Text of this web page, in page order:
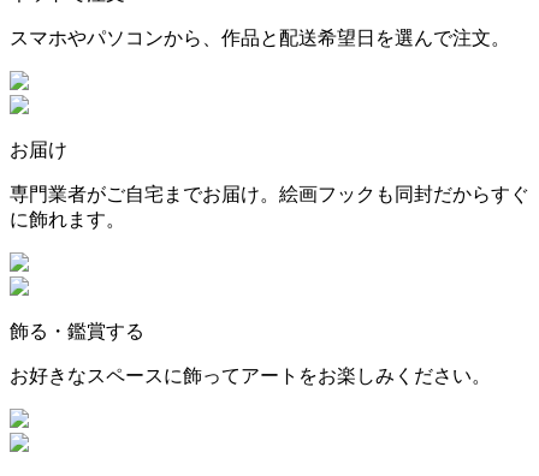
スマホやパソコンから、作品と配送希望日を選んで注文。
お届け
専門業者がご自宅までお届け。絵画フックも同封だからすぐ
に飾れます。
飾る・鑑賞する
お好きなスペースに飾ってアートをお楽しみください。